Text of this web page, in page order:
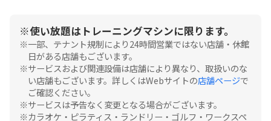
使い放題はトレーニングマシンに限ります。
一部、テナント規制により24時間営業ではない店舗・休館
日がある店舗もございます。
サービスおよび関連設備は店舗により異なり、取扱いのな
い店舗もございます。詳しくはWebサイトの店舗ページで
ご確認ください。
サービスは予告なく変更となる場合がございます。
カラオケ・ピラティス・ランドリー・ゴルフ・ワークスペ